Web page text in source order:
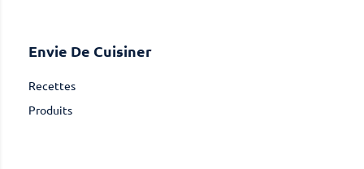
Envie De Cuisiner
Recettes
Produits